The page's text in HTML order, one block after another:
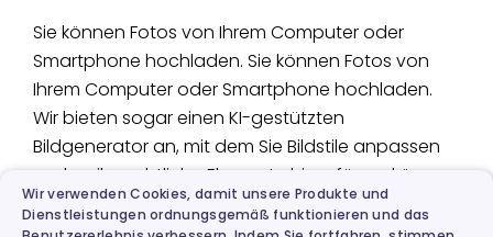
Sie können Fotos von Ihrem Computer oder
Smartphone hochladen. Sie können Fotos von
Ihrem Computer oder Smartphone hochladen.
Wir bieten sogar einen KI-gestützten
Bildgenerator an, mit dem Sie Bildstile anpassen
und weihnachtliche Elemente hinzufügen können.
Wir verwenden Cookies, damit unsere Produkte und
Dienstleistungen ordnungsgemäß funktionieren und das